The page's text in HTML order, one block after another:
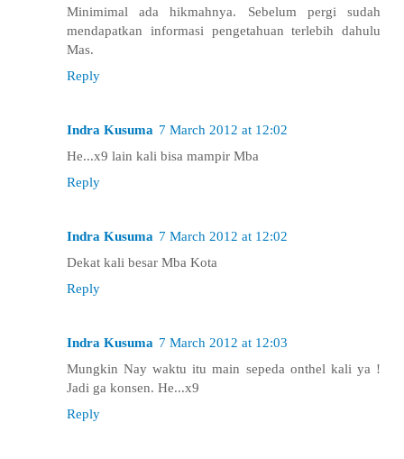
Minimimal ada hikmahnya. Sebelum pergi sudah
mendapatkan informasi pengetahuan terlebih dahulu
Mas.
Reply
Indra Kusuma 7 March 2012 at 12:02
He...x9 lain kali bisa mampir Mba
Reply
Indra Kusuma 7 March 2012 at 12:02
Dekat kali besar Mba Kota
Reply
Indra Kusuma 7 March 2012 at 12:03
Mungkin Nay waktu itu main sepeda onthel kali ya !
Jadi ga konsen. He...x9
Reply